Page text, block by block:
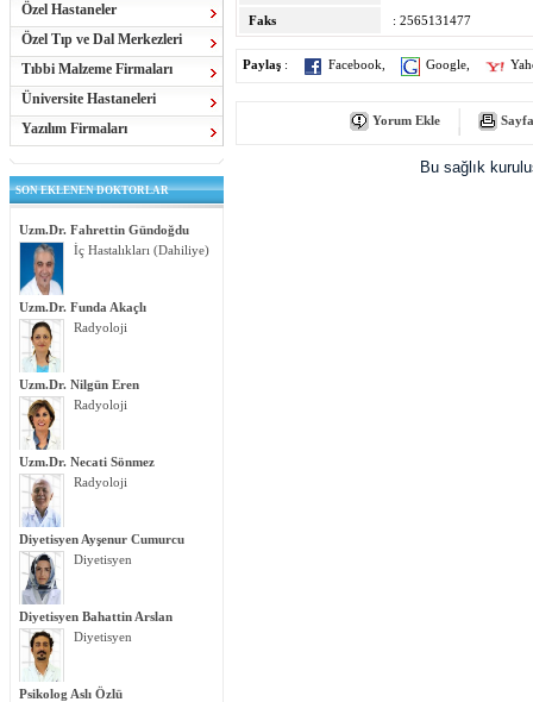
Özel Hastaneler
Özel Tıp ve Dal Merkezleri
Tıbbi Malzeme Firmaları
Üniversite Hastaneleri
Yazılım Firmaları
SON EKLENEN DOKTORLAR
Uzm.Dr. Fahrettin Gündoğdu
İç Hastalıkları (Dahiliye)
Uzm.Dr. Funda Akaçlı
Radyoloji
Uzm.Dr. Nilgün Eren
Radyoloji
Uzm.Dr. Necati Sönmez
Radyoloji
Diyetisyen Ayşenur Cumurcu
Diyetisyen
Diyetisyen Bahattin Arslan
Diyetisyen
Psikolog Aslı Özlü
Faks
: 2565131477
Paylaş : Facebook Google
Yorum Ekle
Bu sağlık